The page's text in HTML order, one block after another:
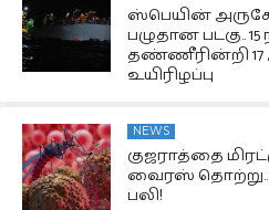
ஸ்பெயின்
பழுதான படகு..
தண்ணீரின்றி 17
உயிரிழப்பு
NEWS
குஜராத்தை
வைரஸ் தொற்று..
பலி!